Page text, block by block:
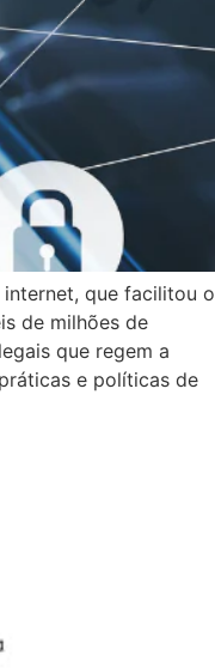
internet, que facilitou o
de milhões de
que regem a
e políticas de